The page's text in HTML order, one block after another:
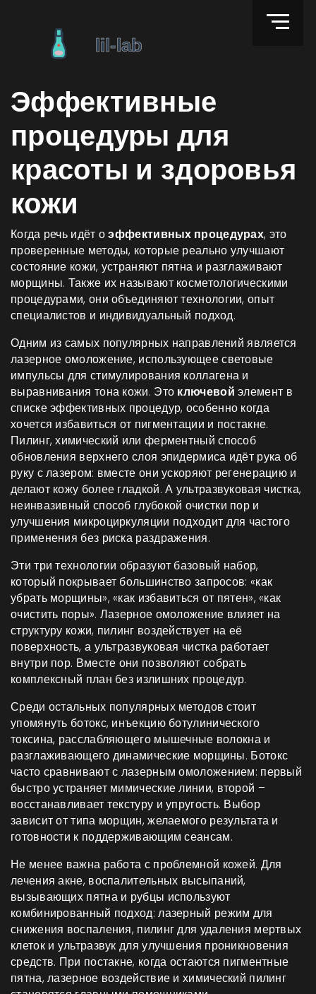
Эффективные
процедуры для
красоты и здоровья
кожи
Когда речь идёт оэффективных процедурах, это
проверенные методы, которые реально улучшают
состояние кожи, устраняют пятна и разглаживают
морщины. Также их называют косметологическими
процедурами, они объединяют технологии, опыт
специалистов и индивидуальный подход.
Одним из самых популярных направлений является
лазерное омоложение, использующее световые
импульсы для стимулирования коллагена и
выравнивания тона кожи. Это ключевой элемент в
списке эффективных процедур, особенно когда
хочется избавиться от пигментации и постакне.
Пилинг,химический или ферментный способ
обновления верхнего слоя эпидермиса идёт рука об
руку с лазером: вместе они ускоряют регенерацию и
делают кожу более гладкой. А ультразвуковая чистка,
неинвазивный способ глубокой очистки пор и
улучшения микроциркуляции подходит для частого
применения без риска раздражения.
Эти три технологии образуют базовый набор,
который покрывает большинство запросов: «как
убрать морщины», «как избавиться от пятен», «как
очистить поры». Лазерное омоложение влияет на
структуру кожи, пилинг воздействует на её
поверхность, а ультразвуковая чистка работает
внутри пор. Вместе они позволяют собрать
комплексный план без излишних процедур.
Среди остальных популярных методов стоит
упомянуть ботокс, инъекцию ботулинического
токсина, расслабляющего мышечные волокна и
разглаживающего динамические морщины. Ботокс
часто сравнивают с лазерным омоложением: первый
быстро устраняет мимические линии, второй –
восстанавливает текстуру и упругость. Выбор
зависит от типа морщин, желаемого результата и
готовности к поддерживающим сеансам.
Не менее важна работа с проблемной кожей. Для
леченияакне, воспалительных высыпаний,
вызывающих пятна и рубцы используют
комбинированный подход: лазерный режим для
снижения воспаления, пилинг для удаления мертвых
клеток и ультразвук для улучшения проникновения
средств. При постакне, когда остаются пигментные
пятна, лазерное воздействие и химический пилинг